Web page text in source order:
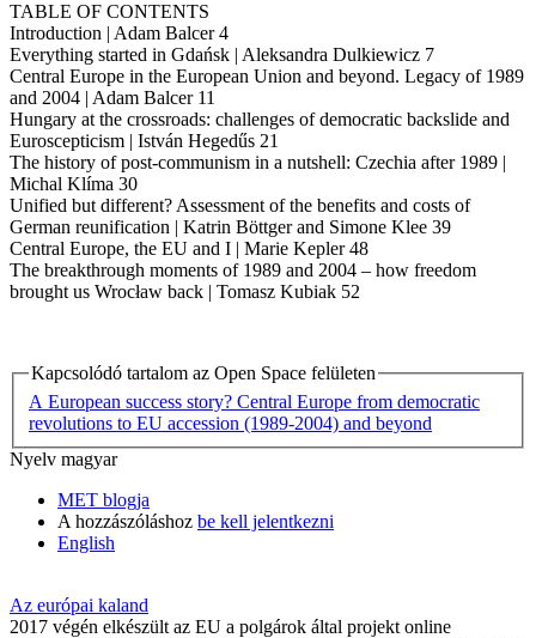
TABLE OF CONTENTS
Introduction | Adam Balcer 4
Everything started in Gdańsk | Aleksandra Dulkiewicz 7
Central Europe in the European Union and beyond. Legacy of 1989
and 2004 | Adam Balcer 11
Hungary at the crossroads: challenges of democratic backslide and
Euroscepticism | István Hegedűs 21
The history of post-communism in a nutshell: Czechia after 1989 |
Michal Klíma 30
Unified but different? Assessment of the benefits and costs of
German reunification | Katrin Böttger and Simone Klee 39
Central Europe, the EU and I | Marie Kepler 48
The breakthrough moments of 1989 and 2004 – how freedom
brought us Wrocław back | Tomasz Kubiak 52
Kapcsolódó tartalom az Open Space felületen
A European success story? Central Europe from democratic
revolutions to EU accession (1989-2004) and beyond
Nyelv magyar
MET blogja
A hozzászóláshoz be kell jelentkezni
English
Az európai kaland
2017 végén elkészült az EU a polgárok által projekt online